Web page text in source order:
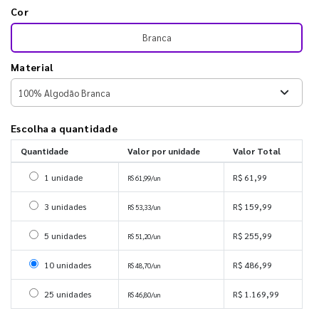
Cor
Branca
Material
Escolha a quantidade
Quantidade Valor por unidade Valor Total
Selecionar 1 unidade
1 unidade R$ 61,99/un R$ 61,99
Selecionar 3 unidades
3 unidades R$ 53,33/un R$ 159,99
Selecionar 5 unidades
5 unidades R$ 51,20/un R$ 255,99
Selecionar 10 unidades
10 unidades R$ 48,70/un R$ 486,99
Selecionar 25 unidades
25 unidades R$ 46,80/un R$ 1.169,99